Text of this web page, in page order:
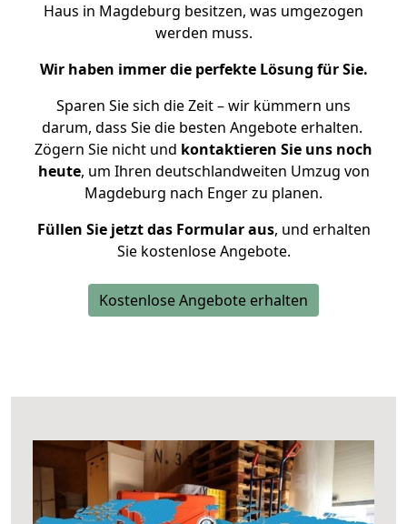
Haus in Magdeburg besitzen, was umgezogen
werden muss.
Wir haben immer die perfekte Lösung für Sie.
Sparen Sie sich die Zeit – wir kümmern uns
darum, dass Sie die besten Angebote erhalten.
Zögern Sie nicht und kontaktieren Sie uns noch
heute, um Ihren deutschlandweiten Umzug von
Magdeburg nach Enger zu planen.
Füllen Sie jetzt das Formular aus, und erhalten
Sie kostenlose Angebote.
Kostenlose Angebote erhalten